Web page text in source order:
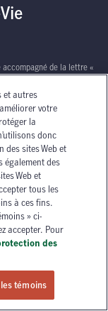
accompagné de la lettre «
licence. © La Compagnie
P.O. Box 670,
et autres
votre
la
donc
des sites Web et
également des
Web et
tous les
à ces fins.
» ci-
accepter. Pour
des
témoins